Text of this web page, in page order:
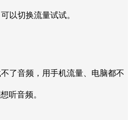
以切换流量试试。
了音频，用手机流量、电脑都不
听音频。